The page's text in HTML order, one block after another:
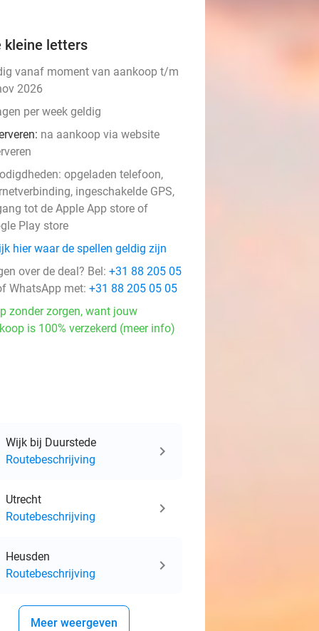
kleine letters
vanaf moment van aankoop t/m
2026
per week geldig
na aankoop via website
opgeladen telefoon,
ingeschakelde GPS,
tot de Apple App store of
Play store
hier waar de spellen geldig zijn
over de deal? Bel: +31 88 205 05
WhatsApp met: +31 88 205 05 05
zonder zorgen, want jouw
is 100% verzekerd (meer info)
events
events
events
events
events
Wijk bij Duurstede
Routebeschrijving
Utrecht
Routebeschrijving
Heusden
Routebeschrijving
Meer weergeven